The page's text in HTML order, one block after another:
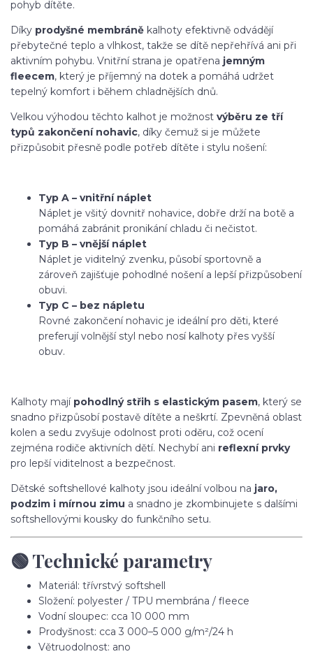
pohyb dítěte.
Díky prodyšné membráně kalhoty efektivně odvádějí
přebytečné teplo a vlhkost, takže se dítě nepřehřívá ani při
aktivním pohybu. Vnitřní strana je opatřena jemným
fleecem, který je příjemný na dotek a pomáhá udržet
tepelný komfort i během chladnějších dnů.
Velkou výhodou těchto kalhot je možnost výběru ze tří
typů zakončení nohavic, díky čemuž si je můžete
přizpůsobit přesně podle potřeb dítěte i stylu nošení:
Typ A – vnitřní náplet
Náplet je všitý dovnitř nohavice, dobře drží na botě a
pomáhá zabránit pronikání chladu či nečistot.
Typ B – vnější náplet
Náplet je viditelný zvenku, působí sportovně a
zároveň zajišťuje pohodlné nošení a lepší přizpůsobení
obuvi.
Typ C – bez nápletu
Rovné zakončení nohavic je ideální pro děti, které
preferují volnější styl nebo nosí kalhoty přes vyšší
obuv.
Kalhoty mají pohodlný střih s elastickým pasem, který se
snadno přizpůsobí postavě dítěte a neškrtí. Zpevněná oblast
kolen a sedu zvyšuje odolnost proti oděru, což ocení
zejména rodiče aktivních dětí. Nechybí ani reflexní prvky
pro lepší viditelnost a bezpečnost.
Dětské softshellové kalhoty jsou ideální volbou na jaro,
podzim i mírnou zimu a snadno je zkombinujete s dalšími
softshellovými kousky do funkčního setu.
🟢 Technické parametry
Materiál: třívrstvý softshell
Složení: polyester / TPU membrána / fleece
Vodní sloupec: cca 10 000 mm
Prodyšnost: cca 3 000–5 000 g/m²/24 h
Větruodolnost: ano